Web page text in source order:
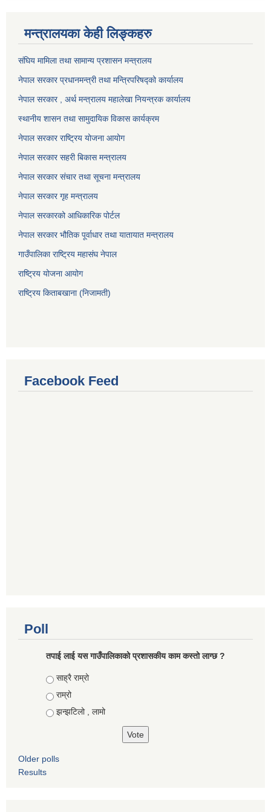
मन्त्रालयका केही लिङ्कहरु
संघिय मामिला तथा सामान्य प्रशासन मन्त्रालय
नेपाल सरकार प्रधानमन्त्री तथा मन्त्रिपरिषद्को कार्यालय
नेपाल सरकार , अर्थ मन्त्रालय महालेखा नियन्त्रक कार्यालय
स्थानीय शासन तथा सामुदायिक विकास कार्यक्रम
नेपाल सरकार राष्ट्रिय योजना आयोग
नेपाल सरकार सहरी बिकास मन्त्रालय
नेपाल सरकार संचार तथा सूचना मन्त्रालय
नेपाल सरकार गृह मन्त्रालय
नेपाल सरकारको आधिकारिक पोर्टल
नेपाल सरकार भौतिक पूर्वाधार तथा यातायात मन्त्रालय
गाउँपालिका राष्ट्रिय महासंघ नेपाल
राष्ट्रिय योजना आयोग
राष्ट्रिय किताबखाना (निजामती)
Facebook Feed
Poll
तपाई लाई यस गाउँपालिकाको प्रशासकीय काम कस्तो लाग्छ ?
Choices
साह्रै राम्रो
राम्रो
झन्झटिलो , लामो
Older polls
Results